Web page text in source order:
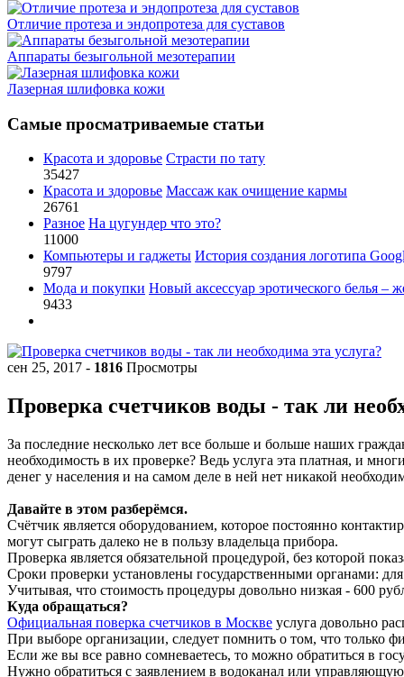
Отличие протеза и эндопротеза для суставов
Аппараты безыгольной мезотерапии
Лазерная шлифовка кожи
Самые просматриваемые статьи
Красота и здоровье Страсти по тату
35427
Красота и здоровье Массаж как очищение кармы
26761
Разное На цугундер что это?
11000
Компьютеры и гаджеты История создания логотипа
9797
Мода и покупки Новый аксессуар эротического белья –
9433
сен 25, 2017 - 1816 Просмотры
Проверка счетчиков воды - так ли
За последние несколько лет все больше и больше наших
необходимость в их проверке? Ведь услуга эта платная, и
денег у населения и на самом деле в ней нет никакой
Давайте в этом разберёмся.
Счётчик является оборудованием, которое постоянно
могут сыграть далеко не в пользу владельца прибора.
Проверка является обязательной процедурой, без которой
Сроки проверки установлены государственными органами:
Учитывая, что стоимость процедуры довольно низкая - 600
Куда обращаться?
Официальная поверка счетчиков в Москве услуга довольно
При выборе организации, следует помнить о том, что
Если же вы все равно сомневаетесь, то можно обратиться в
Нужно обратиться с заявлением в водоканал или управляющую